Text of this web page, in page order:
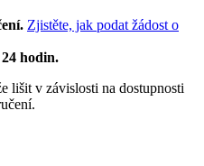
Zjistěte, jak podat žádost o
hodin.
lišit v závislosti na dostupnosti